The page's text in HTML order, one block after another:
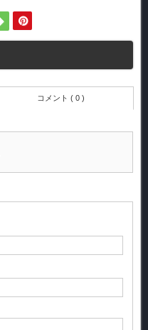
コメント ( 0 )